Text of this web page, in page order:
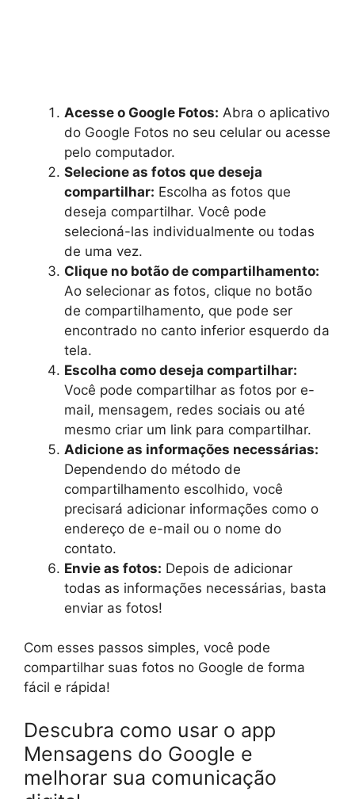
Acesse o Google Fotos: Abra o aplicativo
do Google Fotos no seu celular ou acesse
pelo computador.
Selecione as fotos que deseja
compartilhar: Escolha as fotos que
deseja compartilhar. Você pode
selecioná-las individualmente ou todas
de uma vez.
Clique no botão de compartilhamento:
Ao selecionar as fotos, clique no botão
de compartilhamento, que pode ser
encontrado no canto inferior esquerdo da
tela.
Escolha como deseja compartilhar:
Você pode compartilhar as fotos por e-
mail, mensagem, redes sociais ou até
mesmo criar um link para compartilhar.
Adicione as informações necessárias:
Dependendo do método de
compartilhamento escolhido, você
precisará adicionar informações como o
endereço de e-mail ou o nome do
contato.
Envie as fotos: Depois de adicionar
todas as informações necessárias, basta
enviar as fotos!
Com esses passos simples, você pode
compartilhar suas fotos no Google de forma
fácil e rápida!
Descubra como usar o app
Mensagens do Google e
melhorar sua comunicação